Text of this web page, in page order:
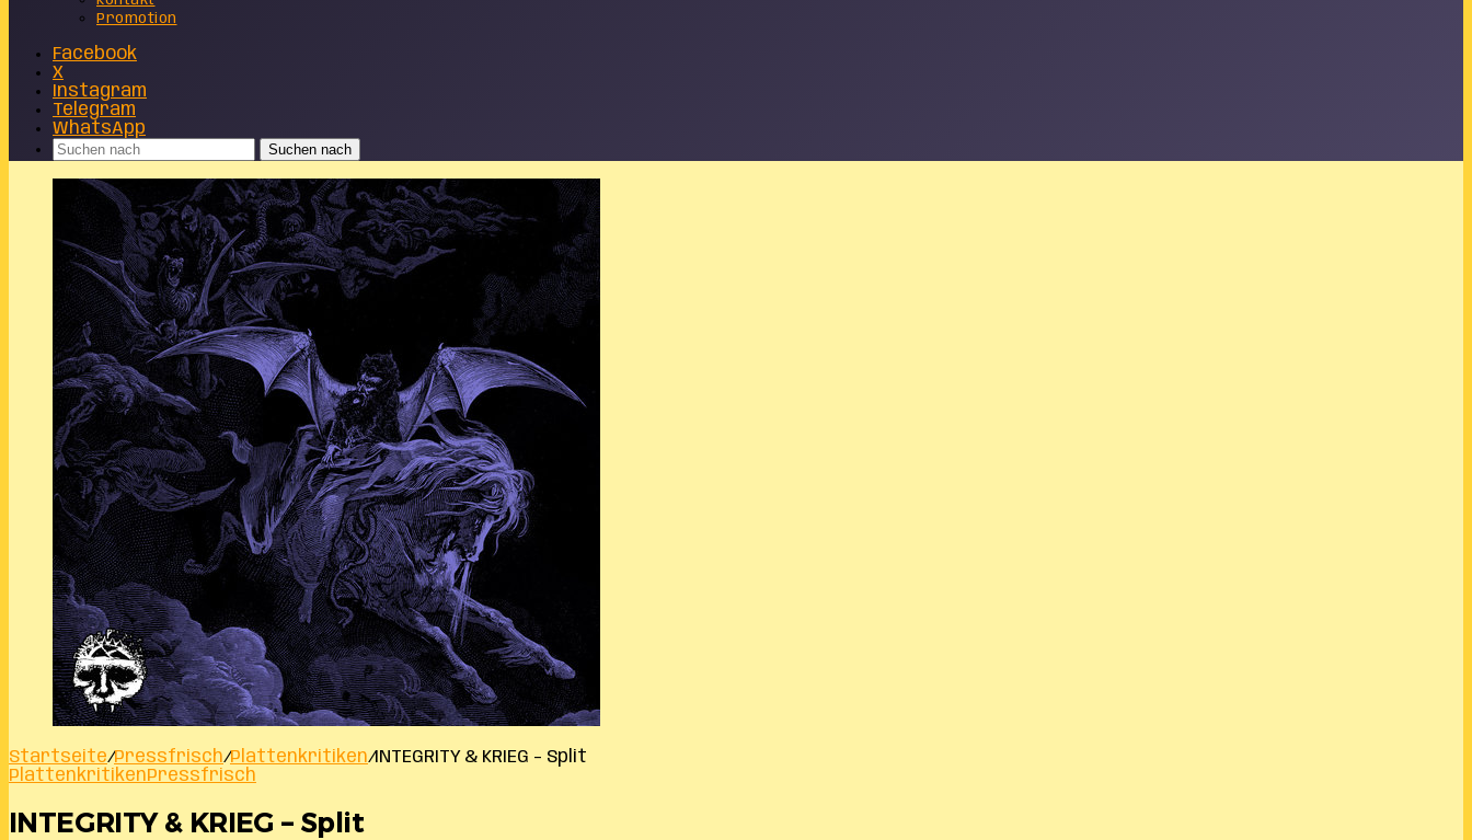
Promotion
Facebook
X
Instagram
Telegram
WhatsApp
Suchen nach
Startseite/Pressfrisch/Plattenkritiken/INTEGRITY & KRIEG – Split
PlattenkritikenPressfrisch
INTEGRITY & KRIEG – Split